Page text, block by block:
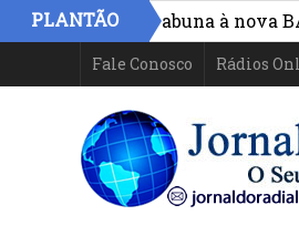
PLANTÃO
de Itabuna à nova BA-
Fale Conosco Rádios